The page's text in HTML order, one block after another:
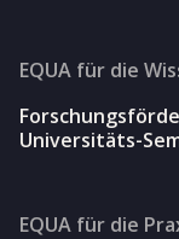
EQUA für die
Universitäts-
EQUA für die